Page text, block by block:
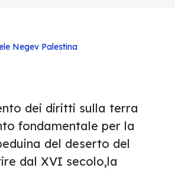
Negev Palestina
dei diritti sulla terra
fondamentale per la
del deserto del
dal XVI secolo,la